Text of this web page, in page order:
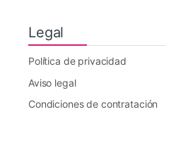
Legal
Política de privacidad
Aviso legal
Condiciones de contratación